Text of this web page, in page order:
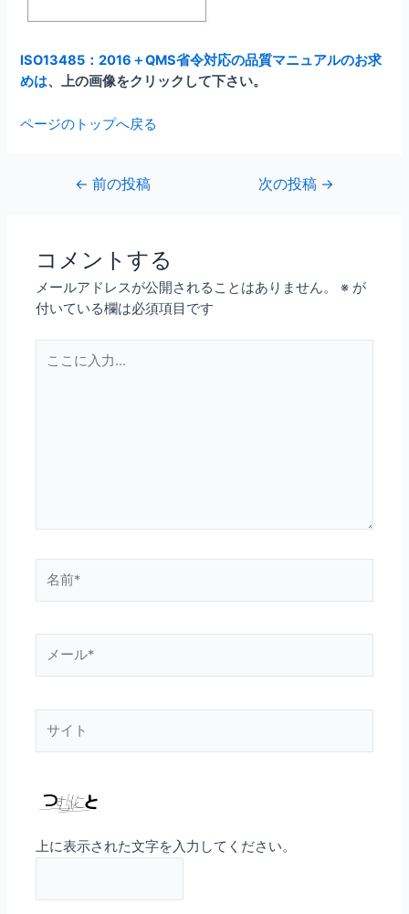
ISO13485：2016＋QMS省令対応の品質マニュアルのお求
めは、上の画像をクリックして下さい。
ページのトップへ戻る
ゲ
ー
シ
← 前の投稿 次の投稿 →
コメントする
メールアドレスが公開されることはありません。 ※ が
付いている欄は必須項目です
こ
前
ー
*
上に表示された文字を入力してください。